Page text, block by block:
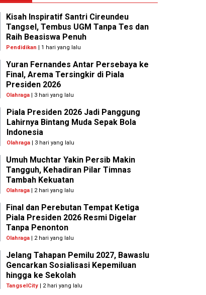
Kisah Inspiratif Santri Cireundeu
Tangsel, Tembus UGM Tanpa Tes dan
Raih Beasiswa Penuh
Pendidikan | 1 hari yang lalu
Yuran Fernandes Antar Persebaya ke
Final, Arema Tersingkir di Piala
Presiden 2026
Olahraga | 3 hari yang lalu
Piala Presiden 2026 Jadi Panggung
Lahirnya Bintang Muda Sepak Bola
Indonesia
Olahraga| 3 hari yang lalu
Umuh Muchtar Yakin Persib Makin
Tangguh, Kehadiran Pilar Timnas
Tambah Kekuatan
Olahraga | 2 hari yang lalu
Final dan Perebutan Tempat Ketiga
Piala Presiden 2026 Resmi Digelar
Tanpa Penonton
Olahraga | 2 hari yang lalu
Jelang Tahapan Pemilu 2027, Bawaslu
Gencarkan Sosialisasi Kepemiluan
hingga ke Sekolah
TangselCity | 2 hari yang lalu